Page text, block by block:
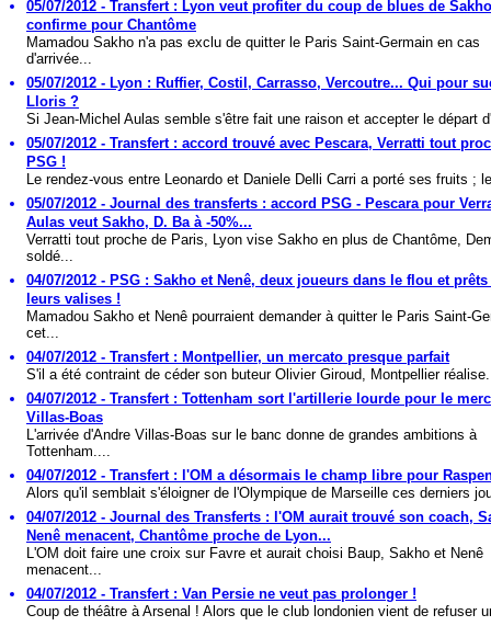
05/07/2012 - Transfert : Lyon veut profiter du coup de blues de
confirme pour Chantôme
Mamadou Sakho n'a pas exclu de quitter le Paris Saint-Germain en cas
d'arrivée...
05/07/2012 - Lyon : Ruffier, Costil, Carrasso, Vercoutre... Qui pour
Lloris ?
Si Jean-Michel Aulas semble s'être fait une raison et accepter le départ
05/07/2012 - Transfert : accord trouvé avec Pescara, Verratti tout
PSG !
Le rendez-vous entre Leonardo et Daniele Delli Carri a porté ses fruits ;
05/07/2012 - Journal des transferts : accord PSG - Pescara pour
Aulas veut Sakho, D. Ba à -50%...
Verratti tout proche de Paris, Lyon vise Sakho en plus de Chantôme,
soldé...
04/07/2012 - PSG : Sakho et Nenê, deux joueurs dans le flou et
leurs valises !
Mamadou Sakho et Nenê pourraient demander à quitter le Paris Saint-
cet...
04/07/2012 - Transfert : Montpellier, un mercato presque parfait
S'il a été contraint de céder son buteur Olivier Giroud, Montpellier
04/07/2012 - Transfert : Tottenham sort l'artillerie lourde pour le
Villas-Boas
L'arrivée d'Andre Villas-Boas sur le banc donne de grandes ambitions à
Tottenham....
04/07/2012 - Transfert : l'OM a désormais le champ libre pour
Alors qu'il semblait s'éloigner de l'Olympique de Marseille ces derniers
04/07/2012 - Journal des Transferts : l'OM aurait trouvé son coach,
Nenê menacent, Chantôme proche de Lyon...
L'OM doit faire une croix sur Favre et aurait choisi Baup, Sakho et Nenê
menacent...
04/07/2012 - Transfert : Van Persie ne veut pas prolonger !
Coup de théâtre à Arsenal ! Alors que le club londonien vient de refuser